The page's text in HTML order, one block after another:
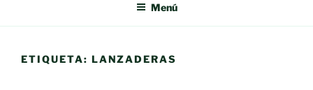
Menú
ETIQUETA: LANZADERAS